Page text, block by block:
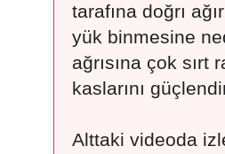
tarafına doğrı
yük binmesine
ağrısına çok sırt
kaslarını
Alttaki videoda